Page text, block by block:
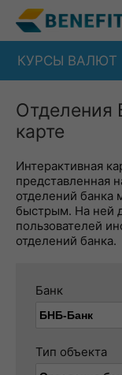
КУРСЫ ВАЛЮТ
Отделения
карте
Интерактивная
представленная
отделений банка
быстрым. На ней
пользователей
отделений банка.
Банк
Тип объекта